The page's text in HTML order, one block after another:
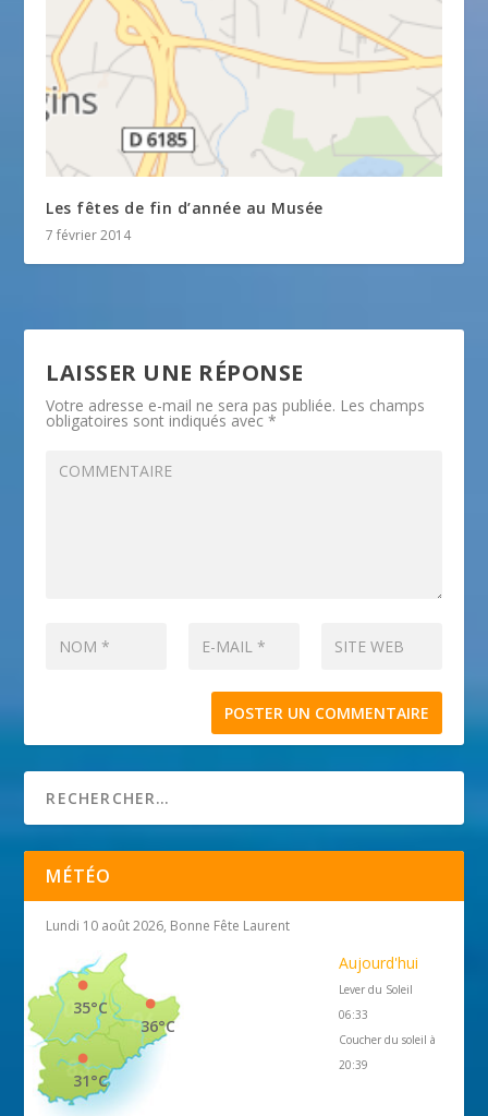
Les fêtes de fin d’année au Musée
7 février 2014
LAISSER UNE RÉPONSE
Votre adresse e-mail ne sera pas publiée. Les champs
obligatoires sont indiqués avec*
MÉTÉO
Lundi 10 août 2026, Bonne Fête Laurent
36°C
35°C
31°C
Aujourd'hui
Lever du Soleil
06:33
Coucher du soleil à
20:39